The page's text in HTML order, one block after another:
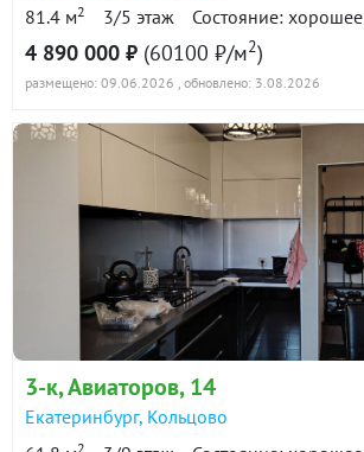
81.4 м2 3/5 этаж Состояние: хорошее
4 890 000 ₽ (60100 ₽/м2)
размещено: 09.06.2026 , обновлено: 3.08.2026
3-к, Авиаторов, 14
Екатеринбург, Кольцово
2